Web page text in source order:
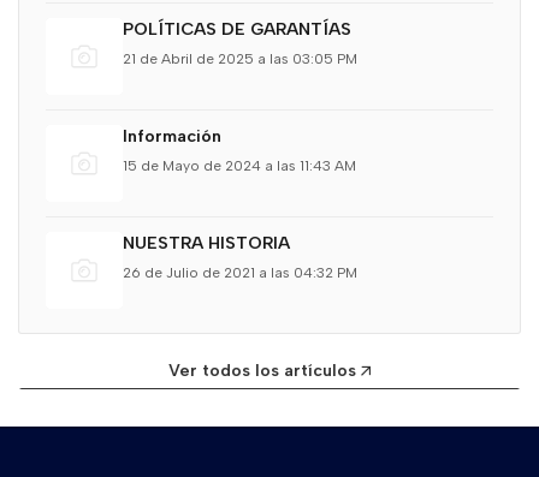
POLÍTICAS DE GARANTÍAS
21 de Abril de 2025 a las 03:05 PM
Información
15 de Mayo de 2024 a las 11:43 AM
NUESTRA HISTORIA
26 de Julio de 2021 a las 04:32 PM
Ver todos los artículos